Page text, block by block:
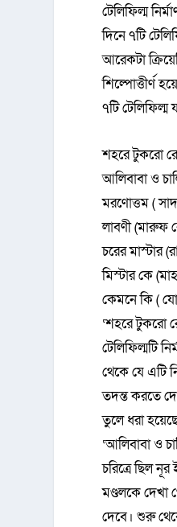
টেলিফিল্ম
দিনে ৭টি
আরেকটা
শিল্পোত্তীর্ণ
৭টি টেলিফিল্ম
শহরে টুকরো
আলিবাবা ও
মরণোত্তম (
লাবণী (মারুফ
চরের মাস্টার
মিস্টার কে
কেমনে কি (
‘শহরে টুকরো
টেলিফিল্মটি
থেকে যে এটি
তদন্ত করতে
তুলে ধরা
‘আলিবাবা ও
চরিত্রে ছিল
মণ্ডলকে দেখা
দেবে। শুরু